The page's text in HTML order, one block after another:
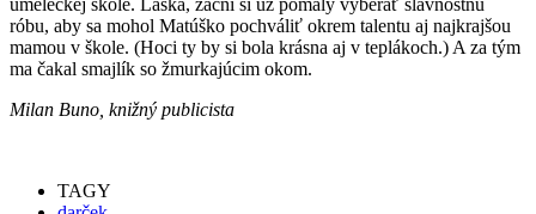
róbu, aby sa mohol Matúško pochváliť okrem talentu aj najkrajšou
mamou v škole. (Hoci ty by si bola krásna aj v teplákoch.) A za tým
ma čakal smajlík so žmurkajúcim okom.
Milan Buno, knižný publicista
TAGY